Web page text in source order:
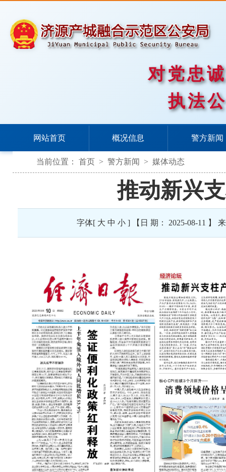
对党忠
执法
网站首页 概况信息 警方新闻
当前位置： 首页 > 警方新闻 > 媒体动态
推动新兴
字体[ 大 中 小 ] 【日 期： 2025-08-11 】